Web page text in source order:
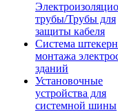
трубы/Трубы для
защиты кабеля
Система
монтажа
зданий
Установочные
устройства для
системной шины